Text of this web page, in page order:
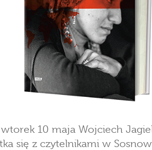
10 maja Wojciech
się z czytelnikami w